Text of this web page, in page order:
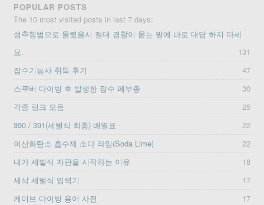
POPULAR POSTS
The 10 most visited posts in last 7 days:
성추행범으로 몰렸을시 절대 경찰이 묻는 말에 바로 대답 하지 마세
요.
131
잠수기능사 취득 후기
47
스쿠버 다이빙 후 발생한 잠수 폐부종
30
각종 링크 모음
25
390 / 391(세벌식 최종) 배열표
22
이산화탄소 흡수제 소다 라임(Soda Lime)
22
내가 세벌식 자판을 시작하는 이유
18
세삭 세벌식 입력기
17
케이브 다이빙 용어 사전
17